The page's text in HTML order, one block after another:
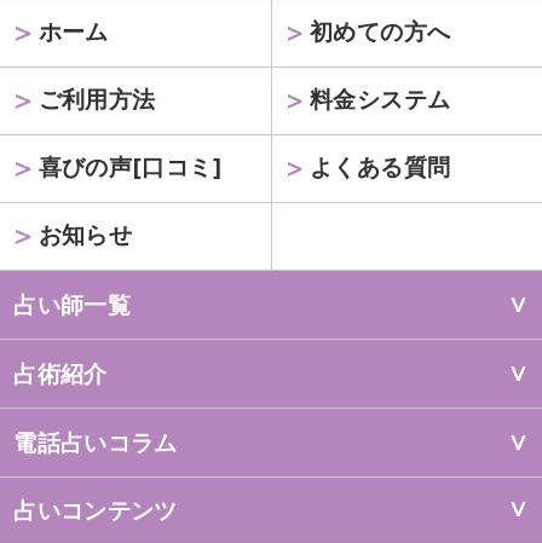
ホーム 初めての方へ
ご利用方法 料金システム
喜びの声[口コミ] よくある質問
お知らせ
占い師一覧
占術紹介
電話占いコラム
占いコンテンツ